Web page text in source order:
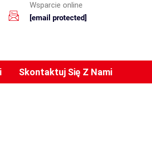
Wsparcie online
[email protected]
Skontaktuj Się Z Nami